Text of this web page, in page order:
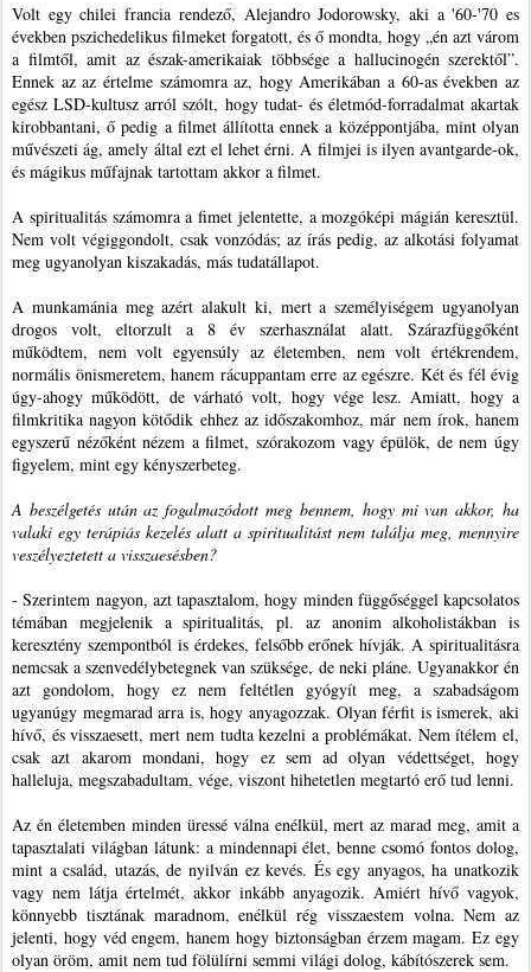
Volt egy chilei francia rendező, Alejandro Jodorowsky, aki a '60-'70 es
években pszichedelikus filmeket forgatott, és ő mondta, hogy „én azt várom
a filmtől, amit az észak-amerikaiak többsége a hallucinogén szerektől”.
Ennek az az értelme számomra az, hogy Amerikában a 60-as években az
egész LSD-kultusz arról szólt, hogy tudat- és életmód-forradalmat akartak
kirobbantani, ő pedig a filmet állította ennek a középpontjába, mint olyan
művészeti ág, amely által ezt el lehet érni. A filmjei is ilyen avantgarde-ok,
és mágikus műfajnak tartottam akkor a filmet.
A spiritualitás számomra a fimet jelentette, a mozgóképi mágián keresztül.
Nem volt végiggondolt, csak vonzódás; az írás pedig, az alkotási folyamat
meg ugyanolyan kiszakadás, más tudatállapot.
A munkamánia meg azért alakult ki, mert a személyiségem ugyanolyan
drogos volt, eltorzult a 8 év szerhasználat alatt. Szárazfüggőként
működtem, nem volt egyensúly az életemben, nem volt értékrendem,
normális önismeretem, hanem rácuppantam erre az egészre. Két és fél évig
úgy-ahogy működött, de várható volt, hogy vége lesz. Amiatt, hogy a
filmkritika nagyon kötődik ehhez az időszakomhoz, már nem írok, hanem
egyszerű nézőként nézem a filmet, szórakozom vagy épülök, de nem úgy
figyelem, mint egy kényszerbeteg.
A beszélgetés után az fogalmazódott meg bennem, hogy mi van akkor, ha
valaki egy terápiás kezelés alatt a spiritualitást nem találja meg, mennyire
veszélyeztetett a visszaesésben?
- Szerintem nagyon, azt tapasztalom, hogy minden függőséggel kapcsolatos
témában megjelenik a spiritualitás, pl. az anonim alkoholistákban is
keresztény szempontból is érdekes, felsőbb erőnek hívják. A spiritualitásra
nemcsak a szenvedélybetegnek van szüksége, de neki pláne. Ugyanakkor én
azt gondolom, hogy ez nem feltétlen gyógyít meg, a szabadságom
ugyanúgy megmarad arra is, hogy anyagozzak. Olyan férfit is ismerek, aki
hívő, és visszaesett, mert nem tudta kezelni a problémákat. Nem ítélem el,
csak azt akarom mondani, hogy ez sem ad olyan védettséget, hogy
halleluja, megszabadultam, vége, viszont hihetetlen megtartó erő tud lenni.
Az én életemben minden üressé válna enélkül, mert az marad meg, amit a
tapasztalati világban látunk: a mindennapi élet, benne csomó fontos dolog,
mint a család, utazás, de nyilván ez kevés. És egy anyagos, ha unatkozik
vagy nem látja értelmét, akkor inkább anyagozik. Amiért hívő vagyok,
könnyebb tisztának maradnom, enélkül rég visszaestem volna. Nem az
jelenti, hogy véd engem, hanem hogy biztonságban érzem magam. Ez egy
olyan öröm, amit nem tud fölülírni semmi világi dolog, kábítószerek sem.